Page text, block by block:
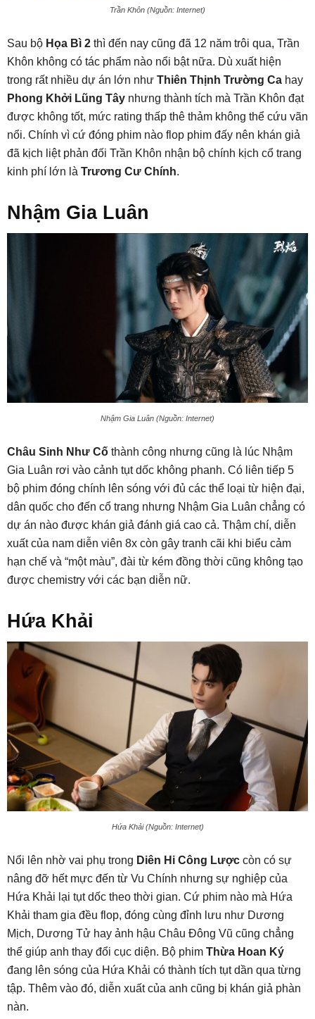
Trần Khôn (Nguồn: Internet)
Sau bộ Họa Bì 2 thì đến nay cũng đã 12 năm trôi qua, Trần
Khôn không có tác phẩm nào nổi bật nữa. Dù xuất hiện
trong rất nhiều dự án lớn như Thiên Thịnh Trường Ca hay
Phong Khởi Lũng Tây nhưng thành tích mà Trần Khôn đạt
được không tốt, mức rating thấp thê thảm không thể cứu vãn
nổi. Chính vì cứ đóng phim nào flop phim đấy nên khán giả
đã kịch liệt phản đối Trần Khôn nhận bộ chính kịch cổ trang
kinh phí lớn là Trương Cư Chính.
Nhậm Gia Luân
Nhậm Gia Luân (Nguồn: Internet)
Châu Sinh Như Cố thành công nhưng cũng là lúc Nhậm
Gia Luân rơi vào cảnh tụt dốc không phanh. Có liên tiếp 5
bộ phim đóng chính lên sóng với đủ các thể loại từ hiện đại,
dân quốc cho đến cổ trang nhưng Nhậm Gia Luân chẳng có
dự án nào được khán giả đánh giá cao cả. Thậm chí, diễn
xuất của nam diễn viên 8x còn gây tranh cãi khi biểu cảm
hạn chế và “một màu”, đài từ kém đồng thời cũng không tạo
được chemistry với các bạn diễn nữ.
Hứa Khải
Hứa Khải (Nguồn: Internet)
Nổi lên nhờ vai phụ trong Diên Hi Công Lược còn có sự
nâng đỡ hết mực đến từ Vu Chính nhưng sự nghiệp của
Hứa Khải lại tụt dốc theo thời gian. Cứ phim nào mà Hứa
Khải tham gia đều flop, đóng cùng đỉnh lưu như Dương
Mịch, Dương Tử hay ảnh hậu Châu Đông Vũ cũng chẳng
thể giúp anh thay đổi cục diện. Bộ phim Thừa Hoan Ký
đang lên sóng của Hứa Khải có thành tích tụt dần qua từng
tập. Thêm vào đó, diễn xuất của anh cũng bị khán giả phàn
nàn.